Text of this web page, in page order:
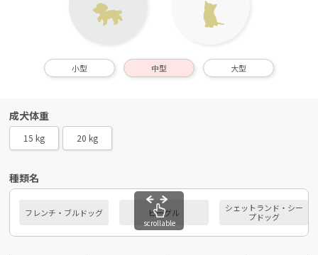
小型 中型 大型
成犬体重
15 kg 20 kg
種類名
フレンチ・ブルドッグ ビーグル
シェットランド・シー
プドッグ
scrollable